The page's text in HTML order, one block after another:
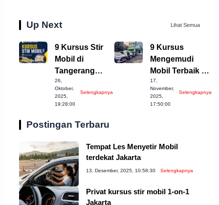
Up Next Lihat Semua
9 Kursus Stir
Mobil di
Tangerang
Selatan yang
Wajib Anda
Coba!
26,
Oktober,
2025,
19:28:00
Selengkapnya
9 Kursus
Mengemudi
Mobil Terbaik di
Kota Bekasi
2023
17,
November,
2025,
17:50:00
Selengkapnya
Postingan Terbaru
Tempat Les Menyetir Mobil
terdekat Jakarta
13, Desember, 2025, 10:58:30 Selengkapnya
Privat kursus stir mobil 1-on-1
Jakarta